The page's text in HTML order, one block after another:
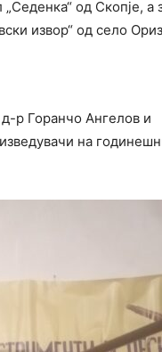
од Скопје, а
извор“ од село
р Горанчо Ангелов и
на